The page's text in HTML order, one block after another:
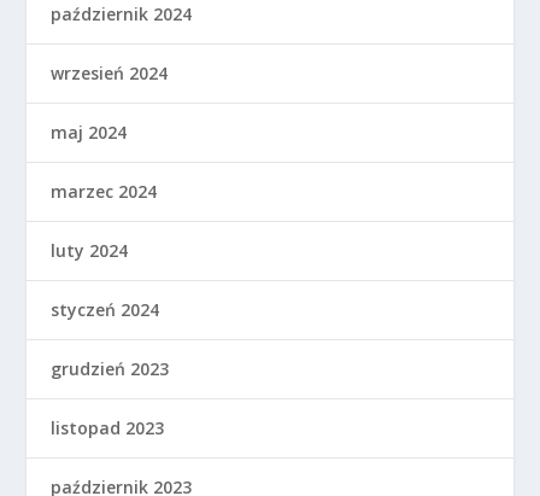
październik 2024
wrzesień 2024
maj 2024
marzec 2024
luty 2024
styczeń 2024
grudzień 2023
listopad 2023
październik 2023